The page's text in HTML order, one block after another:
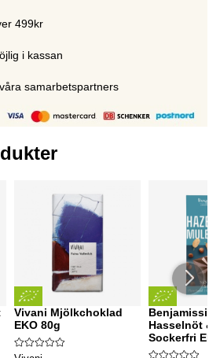
499kr
i kassan
samarbetspartners
Vivani Mjölkchoklad
EKO 80g
Hasselnöt &
Sockerfri